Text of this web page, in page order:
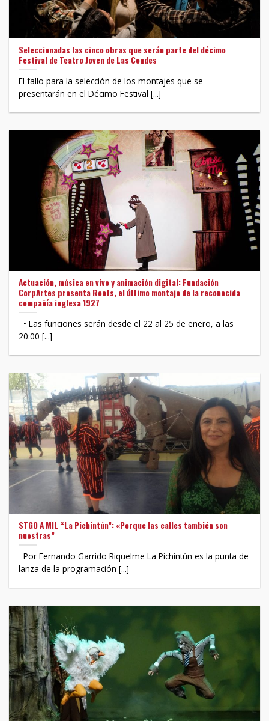
Seleccionadas las cinco obras que serán parte del décimo
Festival de Teatro Joven de Las Condes
El fallo para la selección de los montajes que se
presentarán en el Décimo Festival [...]
Actuación, música en vivo y animación digital: Fundación
CorpArtes presenta Roots, el último montaje de la reconocida
compañía inglesa 1927
• Las funciones serán desde el 22 al 25 de enero, a las
20:00 [...]
STGO A MIL “La Pichintún”: «Porque las calles también son
nuestras”
Por Fernando Garrido Riquelme La Pichintún es la punta de
lanza de la programación [...]